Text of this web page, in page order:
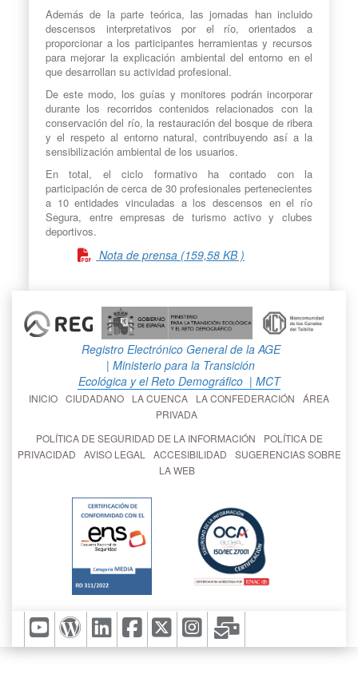
Además de la parte teórica, las jornadas han incluido
descensos interpretativos por el río, orientados a
proporcionar a los participantes herramientas y recursos
para mejorar la explicación ambiental del entorno en el
que desarrollan su actividad profesional.
De este modo, los guías y monitores podrán incorporar
durante los recorridos contenidos relacionados con la
conservación del río, la restauración del bosque de ribera
y el respeto al entorno natural, contribuyendo así a la
sensibilización ambiental de los usuarios.
En total, el ciclo formativo ha contado con la
participación de cerca de 30 profesionales pertenecientes
a 10 entidades vinculadas a los descensos en el río
Segura, entre empresas de turismo activo y clubes
deportivos.
Nota de prensa (159,58 KB )
Registro Electrónico General de la AGE
| Ministerio para la Transición
Ecológica y el Reto Demográfico | MCT
INICIO CIUDADANO LA CUENCA LA CONFEDERACIÓN
ÁREA
PRIVADA
POLÍTICA DE SEGURIDAD DE LA INFORMACIÓN
POLÍTICA DE
PRIVACIDAD
AVISO LEGAL ACCESIBILIDAD
SUGERENCIAS SOBRE
LA WEB